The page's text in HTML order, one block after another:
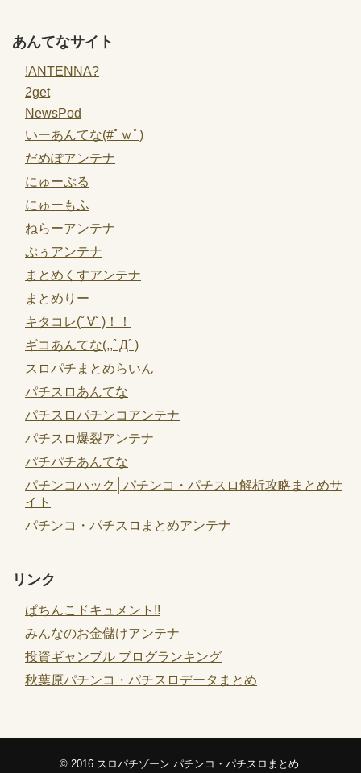
あんてなサイト
!ANTENNA?
2get
NewsPod
いーあんてな(#ﾟｗﾟ)
だめぽアンテナ
にゅーぷる
にゅーもふ
ねらーアンテナ
ぷぅアンテナ
まとめくすアンテナ
まとめりー
キタコレ(ﾟ∀ﾟ)！！
ギコあんてな(,,ﾟДﾟ)
スロパチまとめらいん
パチスロあんてな
パチスロパチンコアンテナ
パチスロ爆裂アンテナ
パチパチあんてな
パチンコハック│パチンコ・パチスロ解析攻略まとめサ
イト
パチンコ・パチスロまとめアンテナ
リンク
ぱちんこドキュメント!!
みんなのお金儲けアンテナ
投資ギャンブル ブログランキング
秋葉原パチンコ・パチスロデータまとめ
© 2016 スロパチゾーン パチンコ・パチスロまとめ